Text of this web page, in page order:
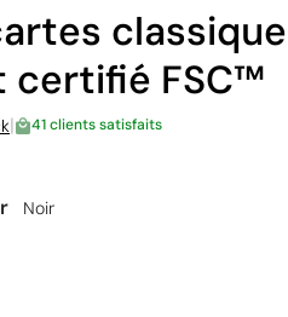
certifié FSC™
| 41 clients satisfaits
Noir